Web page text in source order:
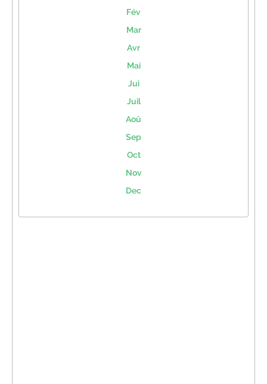
Fév
Mar
Avr
Mai
Jui
Juil
Aoû
Sep
Oct
Nov
Dec